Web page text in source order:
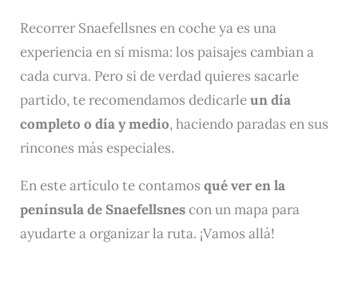
Recorrer Snaefellsnes en coche ya es una
experiencia en sí misma: los paisajes cambian a
cada curva. Pero si de verdad quieres sacarle
partido, te recomendamos dedicarleun día
completo o día y medio, haciendo paradas en sus
rincones más especiales.
En este artículo te contamos qué ver en la
península de Snaefellsnescon un mapa para
ayudarte a organizar la ruta. ¡Vamos allá!